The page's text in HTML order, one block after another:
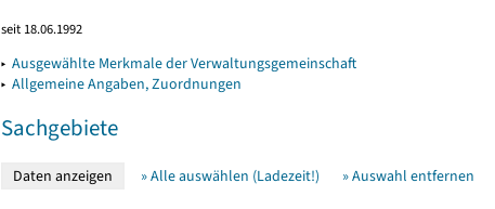
seit 18.06.1992
▸ Ausgewählte Merkmale der Verwaltungsgemeinschaft
▸ Allgemeine Angaben, Zuordnungen
Sachgebiete
» Alle auswählen (Ladezeit!) » Auswahl entfernen